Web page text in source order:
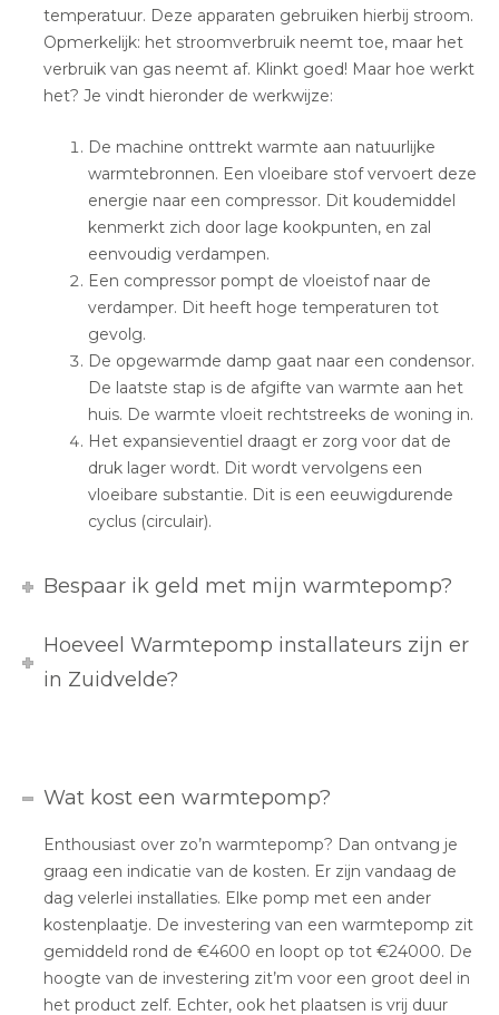
temperatuur. Deze apparaten gebruiken hierbij stroom.
Opmerkelijk: het stroomverbruik neemt toe, maar het
verbruik van gas neemt af. Klinkt goed! Maar hoe werkt
het? Je vindt hieronder de werkwijze:
De machine onttrekt warmte aan natuurlijke
warmtebronnen. Een vloeibare stof vervoert deze
energie naar een compressor. Dit koudemiddel
kenmerkt zich door lage kookpunten, en zal
eenvoudig verdampen.
Een compressor pompt de vloeistof naar de
verdamper. Dit heeft hoge temperaturen tot
gevolg.
De opgewarmde damp gaat naar een condensor.
De laatste stap is de afgifte van warmte aan het
huis. De warmte vloeit rechtstreeks de woning in.
Het expansieventiel draagt er zorg voor dat de
druk lager wordt. Dit wordt vervolgens een
vloeibare substantie. Dit is een eeuwigdurende
cyclus (circulair).
Bespaar ik geld met mijn warmtepomp?
Hoeveel Warmtepomp installateurs zijn er
in Zuidvelde?
Wat kost een warmtepomp?
Enthousiast over zo’n warmtepomp? Dan ontvang je
graag een indicatie van de kosten. Er zijn vandaag de
dag velerlei installaties. Elke pomp met een ander
kostenplaatje. De investering van een warmtepomp zit
gemiddeld rond de €4600 en loopt op tot €24000. De
hoogte van de investering zit’m voor een groot deel in
het product zelf. Echter, ook het plaatsen is vrij duur